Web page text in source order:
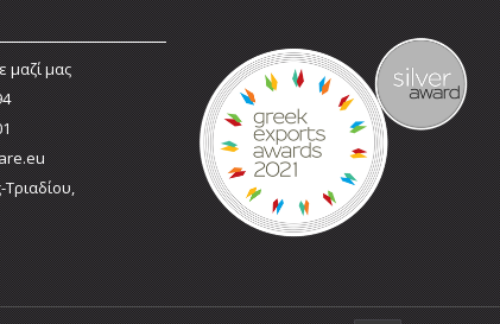
μαζί μας